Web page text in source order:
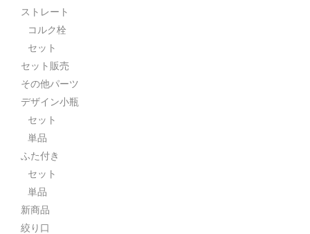
ストレート
コルク栓
セット
セット販売
その他パーツ
デザイン小瓶
セット
単品
ふた付き
セット
単品
新商品
絞り口